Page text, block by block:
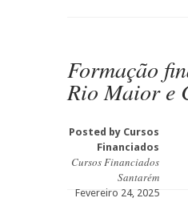
Formação
Rio Maior e
Posted by Cursos
Financiados
Cursos Financiados
Santarém
Fevereiro 24, 2025